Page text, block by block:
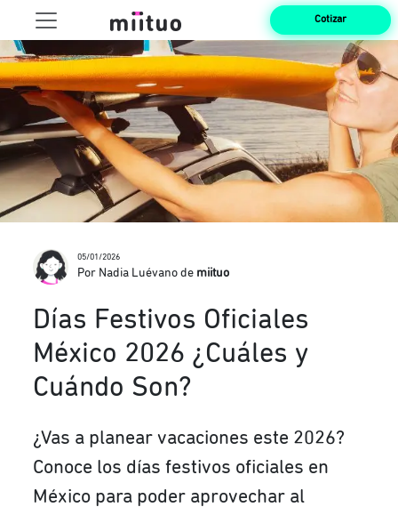
Cotizar
05/01/2026
Por Nadia Luévano de miituo
Días Festivos Oficiales
México 2026 ¿Cuáles y
Cuándo Son?
¿Vas a planear vacaciones este 2026?
Conoce los días festivos oficiales en
México para poder aprovechar al